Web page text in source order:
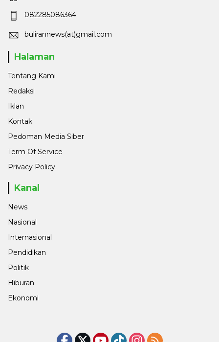
082285086364
bulirannews(at)gmail.com
Halaman
Tentang Kami
Redaksi
Iklan
Kontak
Pedoman Media Siber
Term Of Service
Privacy Policy
Kanal
News
Nasional
Internasional
Pendidikan
Politik
Hiburan
Ekonomi